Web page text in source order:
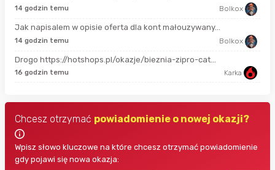
14 godzin temu Bolkox
Jak napisalem w opisie oferta dla kont małouzywany...
14 godzin temu Bolkox
Drogo https://hotshops.pl/okazje/bieznia-zipro-cat...
16 godzin temu Karka
Chcesz otrzymać powiadomienie o nowej okazji?
Wpisz słowo kluczowe na które chcesz otrzymać powiadomienie
gdy pojawi się nowa okazja: